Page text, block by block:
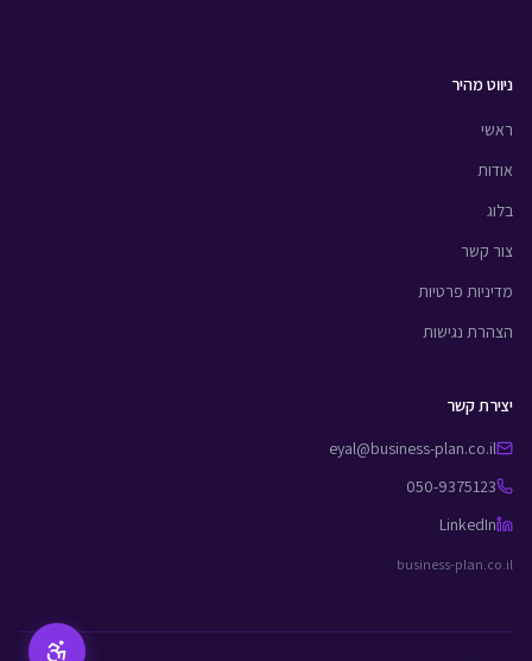
ניווט מהיר
ראשי
אודות
בלוג
צור קשר
מדיניות פרטיות
הצהרת נגישות
יצירת קשר
eyal@business-plan.co.il
050-9375123
LinkedIn
business-plan.co.il